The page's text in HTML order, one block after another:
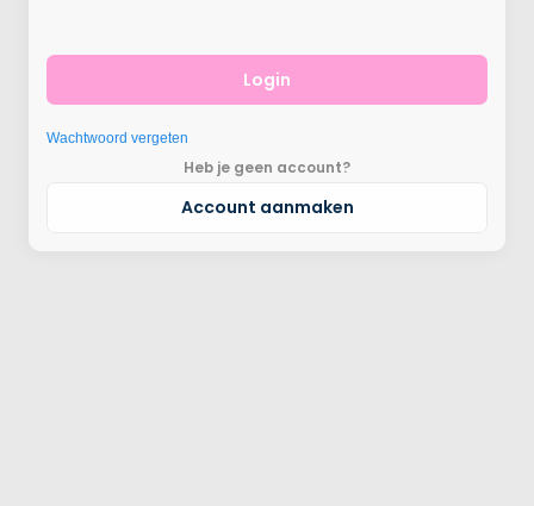
Login
Wachtwoord vergeten
Heb je geen account?
Account aanmaken